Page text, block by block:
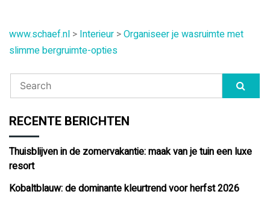
www.schaef.nl > Interieur >Organiseer je wasruimte met
slimme bergruimte-opties
RECENTE BERICHTEN
Thuisblijven in de zomervakantie: maak van je tuin een luxe
resort
Kobaltblauw: de dominante kleurtrend voor herfst 2026